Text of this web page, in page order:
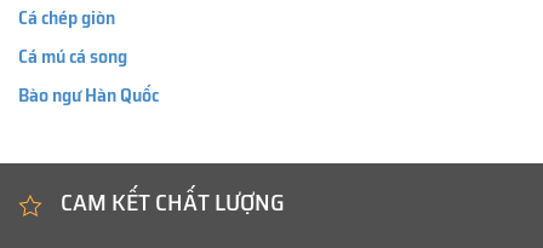
Cá chép giòn
Cá mú cá song
Bào ngư Hàn Quốc
CAM KẾT CHẤT LƯỢNG